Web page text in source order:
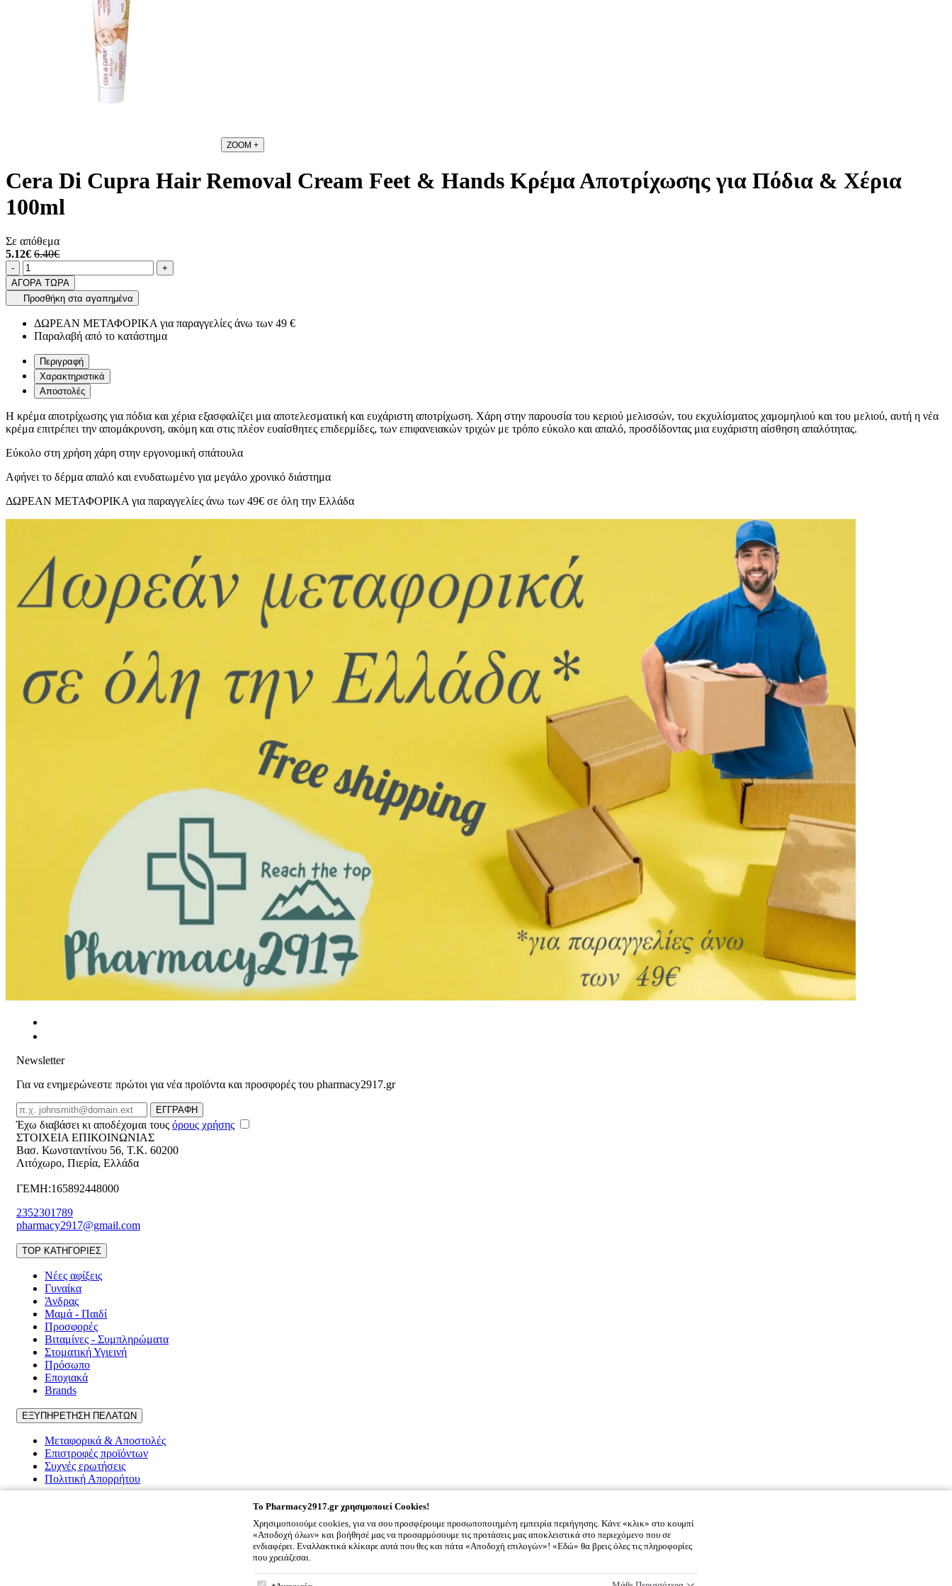
ZOOM +
Cera Di Cupra Hair Removal Cream Feet & Hands Κρέμα Αποτρίχωσης για Πόδια & Χέρια
100ml
Σε απόθεμα
5.12€ 6.40€
Ποσότητα
-product.increase.quantity +
ΑΓΟΡΑ ΤΩΡΑ
Προσθήκη στα αγαπημένα
ΔΩΡΕΑΝ ΜΕΤΑΦΟΡΙΚΑ για παραγγελίες άνω των 49 €
Παραλαβή από το κατάστημα
Περιγραφή
Χαρακτηριστικά
Αποστολές
Η κρέμα αποτρίχωσης για πόδια και χέρια εξασφαλίζει μια αποτελεσματική και ευχάριστη αποτρίχωση. Χάρη στην παρουσία του κεριού μελισσών, του εκχυλίσματος χαμομηλιού και του μελιού, αυτή η νέα
κρέμα επιτρέπει την απομάκρυνση, ακόμη και στις πλέον ευαίσθητες επιδερμίδες, των επιφανειακών τριχών με τρόπο εύκολο και απαλό, προσδίδοντας μια ευχάριστη αίσθηση απαλότητας.
Εύκολο στη χρήση χάρη στην εργονομική σπάτουλα
Aφήνει το δέρμα απαλό και ενυδατωμένο για μεγάλο χρονικό διάστημα
ΔΩΡΕΑΝ ΜΕΤΑΦΟΡΙΚΑ για παραγγελίες άνω των 49€ σε όλη την Ελλάδα
Newsletter
Για να ενημερώνεστε πρώτοι για νέα προϊόντα και προσφορές του pharmacy2917.gr
Email
ΕΓΓΡΑΦΗ
Έχω διαβάσει κι αποδέχομαι τους όρους χρήσης
ΣΤΟΙΧΕΙΑ ΕΠΙΚΟΙΝΩΝΙΑΣ
Βασ. Κωνσταντίνου 56, T.K. 60200
Λιτόχωρο, Πιερία, Ελλάδα
ΓΕΜΗ:165892448000
2352301789
pharmacy2917@gmail.com
TOP ΚΑΤΗΓΟΡΙΕΣ
Νέες αφίξεις
Γυναίκα
Άνδρας
Μαμά - Παιδί
Προσφορές
Βιταμίνες - Συμπληρώματα
Στοματική Υγιεινή
Πρόσωπο
Εποχιακά
Brands
ΕΞΥΠΗΡΕΤΗΣΗ ΠΕΛΑΤΩΝ
Μεταφορικά & Αποστολές
Επιστροφές προϊόντων
Συχνές ερωτήσεις
Πολιτική Απορρήτου
To Pharmacy2917.gr χρησιμοποιεί Cookies!
Χρησιμοποιούμε cookies, για να σου προσφέρουμε προσωποποιημένη εμπειρία περιήγησης. Κάνε «κλικ» στο κουμπί
«Αποδοχή όλων» και βοήθησέ μας να προσαρμόσουμε τις προτάσεις μας αποκλειστικά στο περιεχόμενο που σε
ενδιαφέρει. Εναλλακτικά κλίκαρε αυτά που θες και πάτα «Αποδοχή επιλογών»! «Εδώ» θα βρεις όλες τις πληροφορίες
που χρειάζεσαι.
To